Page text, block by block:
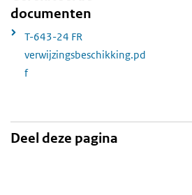
documenten
T-643-24 FR
verwijzingsbeschikking.pd
f
Deel deze pagina